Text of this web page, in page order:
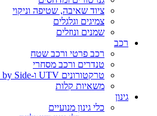
ציוד שאיבה, שטיפה וניקוי
צמיגים וגלגלים
שמנים ונוזלים
רכב
רכב פרטי ורכב שטח
טנדרים ורכב מסחרי
טרקטורונים UTV ו-Side by Side
משאיות קלות
גינון
כלי גינון מנועיים